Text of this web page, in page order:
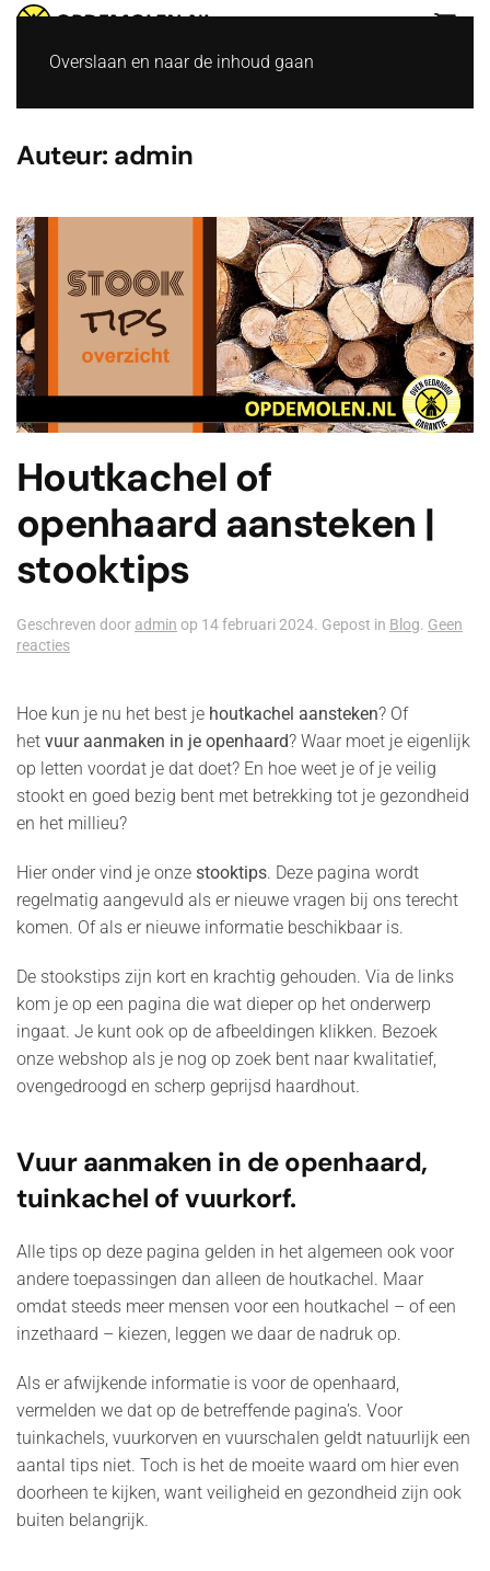
Overslaan en naar de inhoud gaan
Auteur: admin
Houtkachel of
openhaard aansteken |
stooktips
Geschreven door admin op 14 februari 2024. Gepost in Blog. Geen
reactiesop
openhaard
aansteken
|
stooktips
Hoe kun je nu het best je houtkachel aansteken? Of
het vuur aanmaken in je openhaard? Waar moet je eigenlijk
op letten voordat je dat doet? En hoe weet je of je veilig
stookt en goed bezig bent met betrekking tot je gezondheid
en het millieu?
Hier onder vind je onze stooktips. Deze pagina wordt
regelmatig aangevuld als er nieuwe vragen bij ons terecht
komen. Of als er nieuwe informatie beschikbaar is.
De stookstips zijn kort en krachtig gehouden. Via de links
kom je op een pagina die wat dieper op het onderwerp
ingaat. Je kunt ook op de afbeeldingen klikken. Bezoek
onze webshop als je nog op zoek bent naar kwalitatief,
ovengedroogd en scherp geprijsd haardhout.
Vuur aanmaken in de openhaard,
tuinkachel of vuurkorf.
Alle tips op deze pagina gelden in het algemeen ook voor
andere toepassingen dan alleen de houtkachel. Maar
omdat steeds meer mensen voor een houtkachel – of een
inzethaard – kiezen, leggen we daar de nadruk op.
Als er afwijkende informatie is voor de openhaard,
vermelden we dat op de betreffende pagina’s. Voor
tuinkachels, vuurkorven en vuurschalen geldt natuurlijk een
aantal tips niet. Toch is het de moeite waard om hier even
doorheen te kijken, want veiligheid en gezondheid zijn ook
buiten belangrijk.